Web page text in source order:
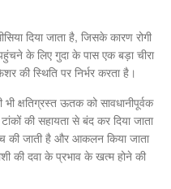
दिया जाता है, जिसके कारण रोगी
के लिए गुदा के पास एक बड़ा चीरा
की स्थिति पर निर्भर करता है।
क्षतिग्रस्त ऊतक को सावधानीपूर्वक
की सहायता से बंद कर दिया जाता
की जाती है और आकलन किया जाता
की दवा के प्रभाव के खत्म होने की